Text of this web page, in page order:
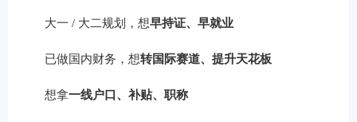
大一 / 大二规划，想早持证、早就业
已做国内财务，想转国际赛道、提升天花板
想拿一线户口、补贴、职称